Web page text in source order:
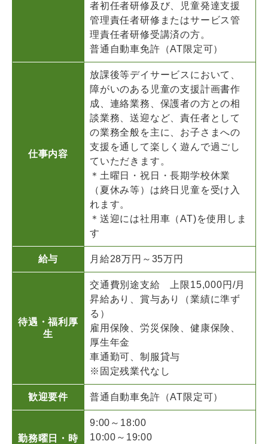
者初任者研修及び、児童発達支援
管理責任者研修またはサービス管
理責任者研修受講済の方。
普通自動車免許（AT限定可）
仕事内容
放課後等デイサービスにおいて、
障がいのある児童の支援計画書作
成、連絡業務、保護者の方との相
談業務、送迎など、責任者として
の業務全般を主に、お子さまへの
支援を通して楽しく遊んで過ごし
ていただきます。
＊土曜日・祝日・長期学校休業
（夏休み等）は終日児童を受け入
れます。
＊送迎には社用車（AT)を使用しま
す
給与 月給28万円～35万円
待遇・福利厚
生
交通費別途支給 上限15,000円/月
昇給あり、賞与あり（業績に準ず
る）
雇用保険、労災保険、健康保険、
厚生年金
車通勤可、制服貸与
※固定残業代なし
歓迎要件 普通自動車免許（AT限定可）
勤務曜日・時
9:00～18:00
10:00～19:00